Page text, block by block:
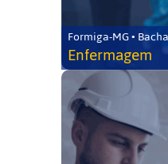
Formiga-MG •
Enfermagem